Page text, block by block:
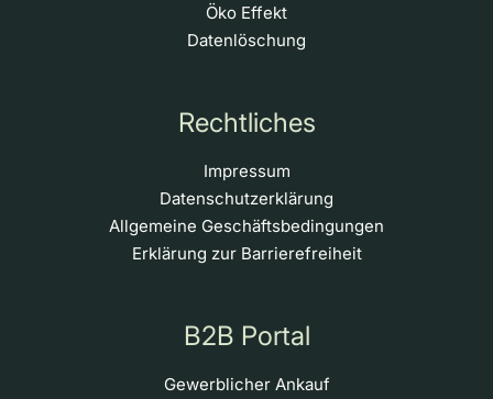
Öko Effekt
Datenlöschung
Rechtliches
Impressum
Datenschutzerklärung
Allgemeine Geschäftsbedingungen
Erklärung zur Barrierefreiheit
B2B Portal
Gewerblicher Ankauf